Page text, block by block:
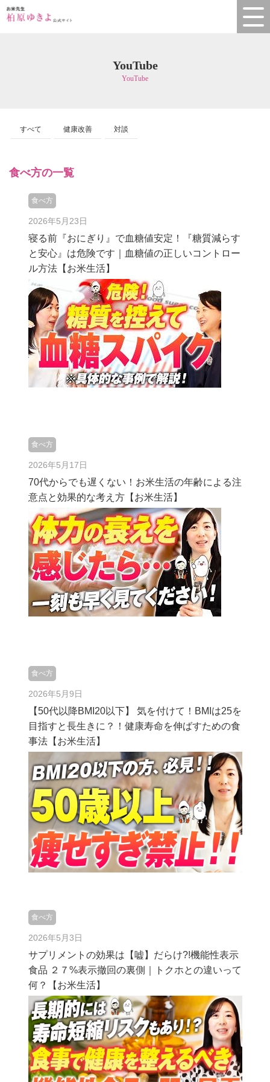
YouTube
YouTube
すべて 健康改善 対談
食べ方の一覧
食べ方
2026年5月23日
寝る前『おにぎり』で血糖値安定！『糖質減らす
と安心』は危険です｜血糖値の正しいコントロー
ル方法【お米生活】
食べ方
2026年5月17日
70代からでも遅くない！お米生活の年齢による注
意点と効果的な考え方【お米生活】
食べ方
2026年5月9日
【50代以降BMI20以下】 気を付けて！BMIは25を
目指すと長生きに？！健康寿命を伸ばすための食
事法【お米生活】
食べ方
2026年5月3日
サプリメントの効果は【嘘】だらけ?!機能性表示
食品 ２７%表示撤回の裏側｜トクホとの違いって
何？【お米生活】